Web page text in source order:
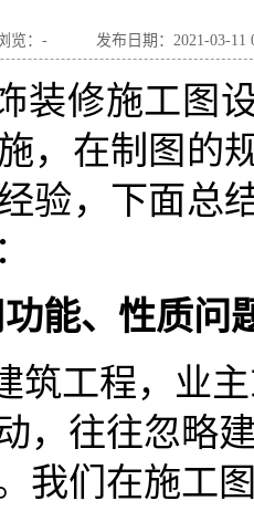
览： - 发布日期：2021-03-11
装修施工图
，在制图的
验，下面总
能、性质问
筑工程，业
，往往忽略
我们在施工